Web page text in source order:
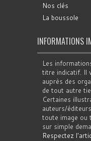
Nos clés
La boussole
INFORMATIONS
Les
titre indicatif. Il
auprès des
de tout autre
Certaines
auteurs/
toute image ou
sur simple
Respectez